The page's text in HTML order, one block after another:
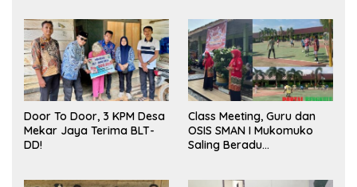
Door To Door, 3 KPM Desa
Mekar Jaya Terima BLT-
DD!
Class Meeting, Guru dan
OSIS SMAN I Mukomuko
Saling Beradu